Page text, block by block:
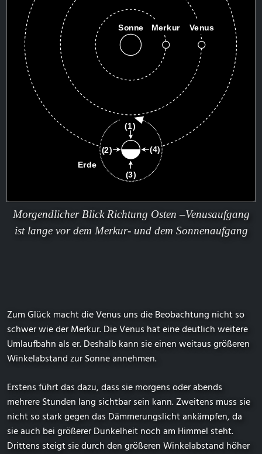
Morgendlicher Blick Richtung Osten –Venusaufgang
ist lange vor dem Merkur- und dem Sonnenaufgang
Zum Glück macht die Venus uns die Beobachtung nicht so
schwer wie der Merkur. Die Venus hat eine deutlich weitere
Umlaufbahn als er. Deshalb kann sie einen weitaus größeren
Winkelabstand zur Sonne annehmen.
Erstens führt das dazu, dass sie morgens oder abends
mehrere Stunden lang sichtbar sein kann. Zweitens muss sie
nicht so stark gegen das Dämmerungslicht ankämpfen, da
sie auch bei größerer Dunkelheit noch am Himmel steht.
Drittens steigt sie durch den größeren Winkelabstand höher